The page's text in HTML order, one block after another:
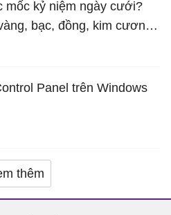
mốc kỷ niệm ngày cưới?
bạc, đồng, kim cương
năm?
Panel trên Windows
thêm